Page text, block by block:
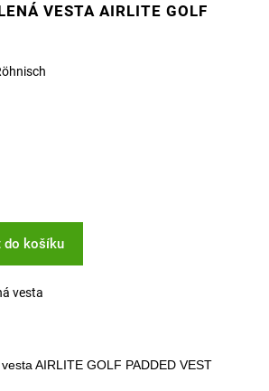
VESTA AIRLITE GOLF
do košíku
vesta
AIRLITE GOLF PADDED VEST